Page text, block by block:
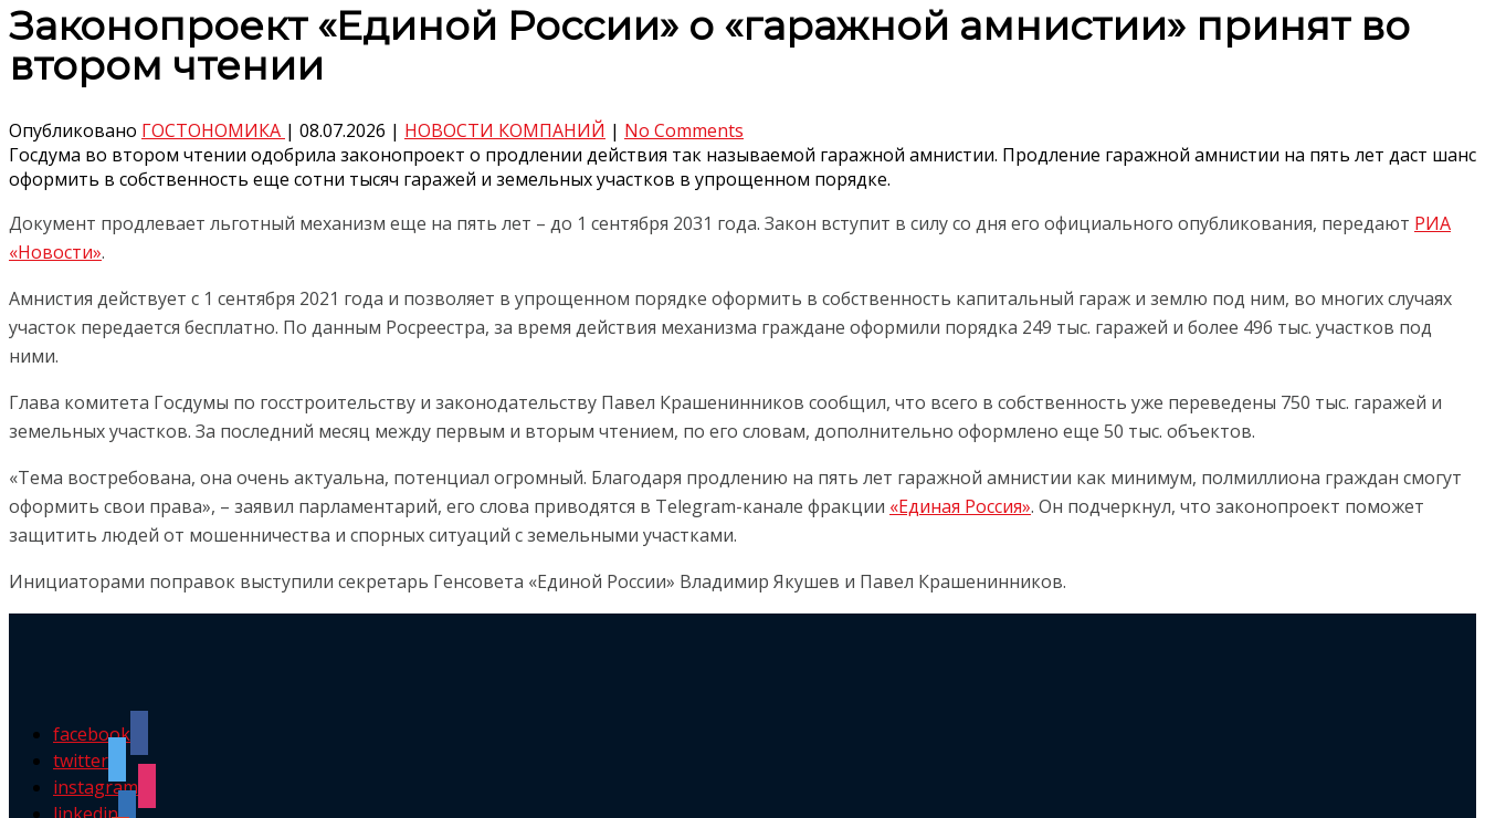
Законопроект «Единой России» о «гаражной амнистии» принят во
втором чтении
Опубликовано ГОСТОНОМИКА | 08.07.2026 | НОВОСТИ КОМПАНИЙ | No Comments
Госдума во втором чтении одобрила законопроект о продлении действия так называемой гаражной амнистии. Продление гаражной амнистии на пять лет даст шанс
оформить в собственность еще сотни тысяч гаражей и земельных участков в упрощенном порядке.
Документ продлевает льготный механизм еще на пять лет – до 1 сентября 2031 года. Закон вступит в силу со дня его официального опубликования, передают РИА
«Новости».
Амнистия действует с 1 сентября 2021 года и позволяет в упрощенном порядке оформить в собственность капитальный гараж и землю под ним, во многих случаях
участок передается бесплатно. По данным Росреестра, за время действия механизма граждане оформили порядка 249 тыс. гаражей и более 496 тыс. участков под
ними.
Глава комитета Госдумы по госстроительству и законодательству Павел Крашенинников сообщил, что всего в собственность уже переведены 750 тыс. гаражей и
земельных участков. За последний месяц между первым и вторым чтением, по его словам, дополнительно оформлено еще 50 тыс. объектов.
«Тема востребована, она очень актуальна, потенциал огромный. Благодаря продлению на пять лет гаражной амнистии как минимум, полмиллиона граждан смогут
оформить свои права», – заявил парламентарий, его слова приводятся в Telegram-канале фракции «Единая Россия». Он подчеркнул, что законопроект поможет
защитить людей от мошенничества и спорных ситуаций с земельными участками.
Инициаторами поправок выступили секретарь Генсовета «Единой России» Владимир Якушев и Павел Крашенинников.
facebook
twitter
instagram